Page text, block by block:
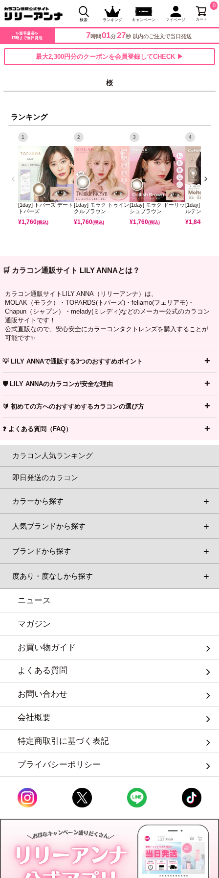
検索 ランキング キャンペーン マイページ カート
0
✨業界最長✨
17時まで当日発送
7時間 01分27秒 以内のご注文で当日発送
最大2,300円分のクーポンを会員登録してCHECK ▶
桜
ランキング
1
[1day] トパーズ デート
トパーズ
¥1,760(税込)
2
[1day] モラク トゥイン
クルブラウン
¥1,760(税込)
3
[1day] モラク ドーリッ
シュブラウン
¥1,760(税込)
4
[1day] コファ
ルテンパフ
¥1,848
🛒 カラコン通販サイト LILY ANNAとは？
カラコン通販サイトLILY ANNA（リリーアンナ）は、
MOLAK（モラク）・TOPARDS(トパーズ)・feliamo(フェリアモ)・
Chapun（シャプン）・melady(ミレディ)などのメーカー公式のカラコン
通販サイトです！
公式直販なので、安心安全にカラーコンタクトレンズを購入することが
可能です✨
💡 LILY ANNAで通販する3つのおすすめポイント
🛡️ LILY ANNAのカラコンが安全な理由
🔰 初めての方へのおすすめするカラコンの選び方
❓ よくある質問（FAQ）
カラコン人気ランキング
即日発送のカラコン
カラーから探す
人気ブランドから探す
ブランドから探す
度あり・度なしから探す
ニュース
マガジン
お買い物ガイド
よくある質問
お問い合わせ
会社概要
特定商取引に基づく表記
プライバシーポリシー